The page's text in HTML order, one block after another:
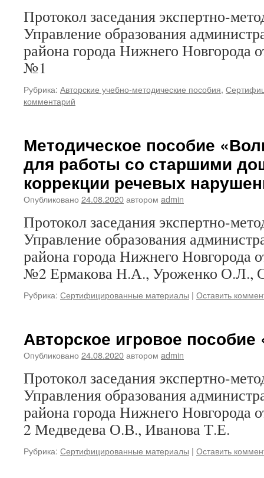
Протокол заседания экспертно-
Управление образования
района города Нижнего Новгорода
№1
Рубрика: Авторские учебно-методические пособия,
комментарий
Методическое пособие
для работы со старшими
коррекции речевых
Опубликовано 24.08.2020автором admin
Протокол заседания экспертно-
Управление образования
района города Нижнего Новгорода
№2 Ермакова Н.А., Уроженко О.Л.,
Рубрика: Сертифицированные материалы | Оставить
Авторское игровое
Опубликовано 24.08.2020автором admin
Протокол заседания экспертно-
Управления образования
района города Нижнего Новгорода
2 Медведева О.В., Иванова Т.Е.
Рубрика: Сертифицированные материалы | Оставить